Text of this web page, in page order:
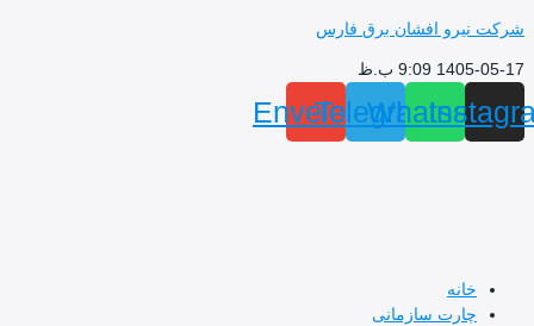
پرش
محتوا
شرکت نیرو افشان برق فارس
1405-05-17 9:09 ب.ظ
Whatsapp
Telegram
Envelope
خانه
چارت سازمانی